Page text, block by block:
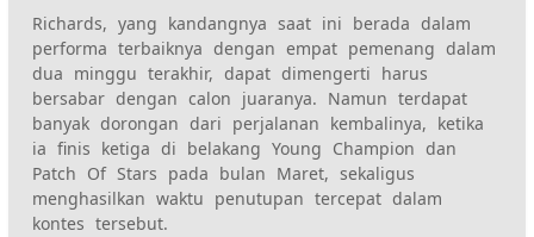
Richards, yang kandangnya saat ini berada dalam
performa terbaiknya dengan empat pemenang dalam
dua minggu terakhir, dapat dimengerti harus
bersabar dengan calon juaranya. Namun terdapat
banyak dorongan dari perjalanan kembalinya, ketika
ia finis ketiga di belakang Young Champion dan
Patch Of Stars pada bulan Maret, sekaligus
menghasilkan waktu penutupan tercepat dalam
kontes tersebut.